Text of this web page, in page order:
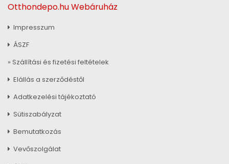
Otthondepo.hu Webáruház
Impresszum
ÁSZF
» Szállítási és fizetési feltételek
Elállás a szerződéstől
Adatkezelési tájékoztató
Sütiszabályzat
Bemutatkozás
Vevőszolgálat